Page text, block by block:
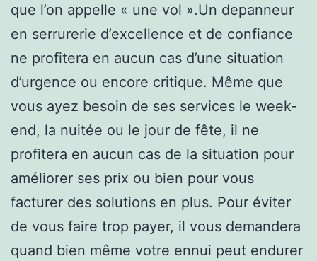
que l’on appelle « une vol ».Un depanneur
en serrurerie d’excellence et de confiance
ne profitera en aucun cas d’une situation
d’urgence ou encore critique. Même que
vous ayez besoin de ses services le week-
end, la nuitée ou le jour de fête, il ne
profitera en aucun cas de la situation pour
améliorer ses prix ou bien pour vous
facturer des solutions en plus. Pour éviter
de vous faire trop payer, il vous demandera
quand bien même votre ennui peut endurer